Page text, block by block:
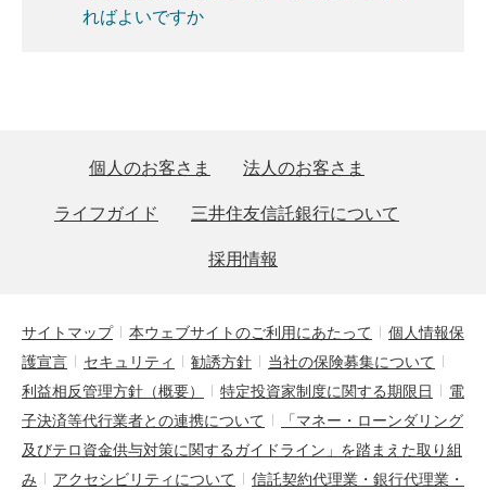
ればよいですか
個人のお客さま
法人のお客さま
ライフガイド
三井住友信託銀行について
採用情報
サイトマップ 本ウェブサイトのご利用にあたって
個人情報保
護宣言
セキュリティ 勧誘方針
当社の保険募集について
利益相反管理方針（概要）
特定投資家制度に関する期限日
電
子決済等代行業者との連携について
「マネー・ローンダリング
及びテロ資金供与対策に関するガイドライン」を踏まえた取り組
み
アクセシビリティについて 信託契約代理業・銀行代理業・